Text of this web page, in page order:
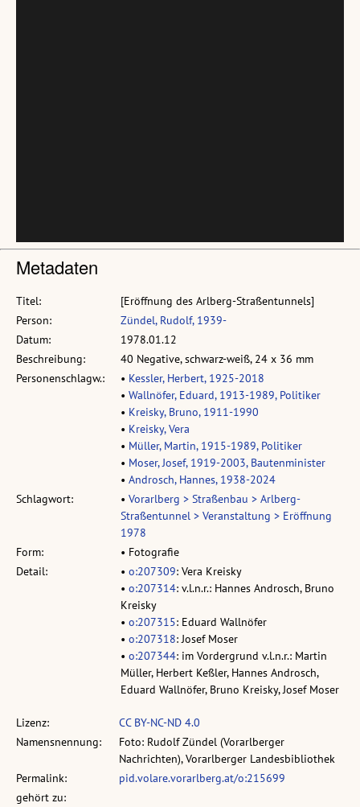
Metadaten
Titel:
[Eröffnung des Arlberg-Straßentunnels]
Person:
Zündel, Rudolf, 1939-
Datum:
1978.01.12
Beschreibung:
40 Negative, schwarz-weiß, 24 x 36 mm
Personenschlagw.:
• Kessler, Herbert, 1925-2018
• Wallnöfer, Eduard, 1913-1989, Politiker
• Kreisky, Bruno, 1911-1990
• Kreisky, Vera
• Müller, Martin, 1915-1989, Politiker
• Moser, Josef, 1919-2003, Bautenminister
• Androsch, Hannes, 1938-2024
Schlagwort:
• Vorarlberg > Straßenbau > Arlberg-
Straßentunnel > Veranstaltung > Eröffnung
1978
Form:
• Fotografie
Detail:
• o:207309: Vera Kreisky
• o:207314: v.l.n.r.: Hannes Androsch, Bruno
Kreisky
• o:207315: Eduard Wallnöfer
• o:207318: Josef Moser
• o:207344: im Vordergrund v.l.n.r.: Martin
Müller, Herbert Keßler, Hannes Androsch,
Eduard Wallnöfer, Bruno Kreisky, Josef Moser
Lizenz:
CC BY-NC-ND 4.0
Namensnennung:
Foto: Rudolf Zündel (Vorarlberger
Nachrichten), Vorarlberger Landesbibliothek
Permalink:
pid.volare.vorarlberg.at/o:215699
gehört zu: